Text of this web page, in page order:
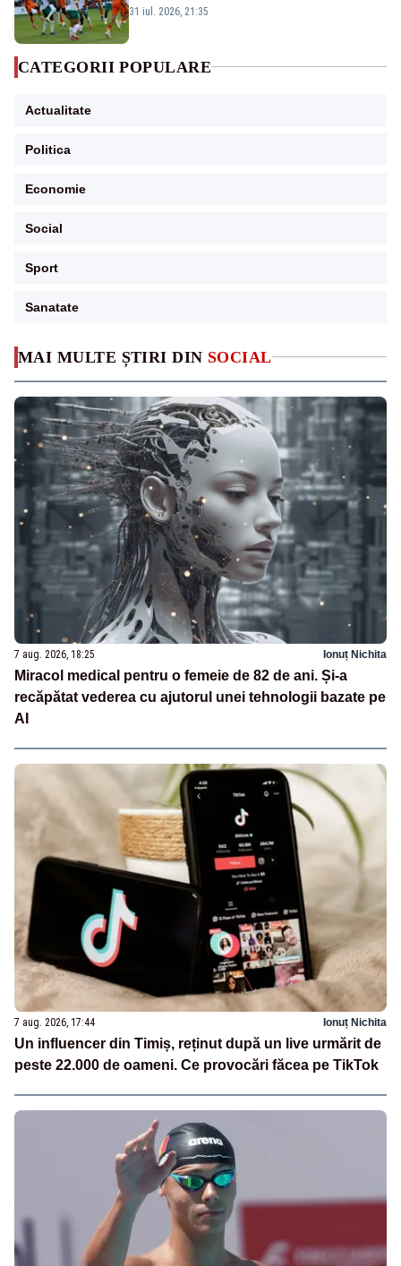
MAI MULTE ȘTIRI DIN SOCIAL
7 aug. 2026, 18:25 Ionuț Nichita
Miracol medical pentru o femeie de 82 de ani. Și-a
recăpătat vederea cu ajutorul unei tehnologii bazate pe
AI
7 aug. 2026, 17:44 Ionuț Nichita
Un influencer din Timiș, reținut după un live urmărit de
peste 22.000 de oameni. Ce provocări făcea pe TikTok
190 de meciuri europene”
31 iul. 2026, 21:35
CATEGORII POPULARE
Actualitate
Politica
Economie
Social
Sport
Sanatate